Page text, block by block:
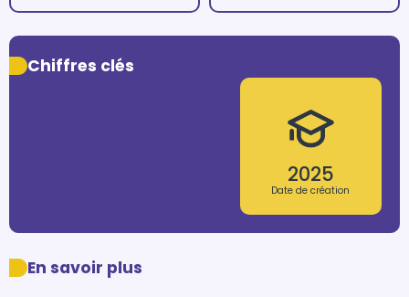
Chiffres clés
2025
Date de création
En savoir plus